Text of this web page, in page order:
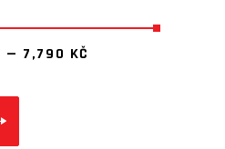
— 7,790 KČ